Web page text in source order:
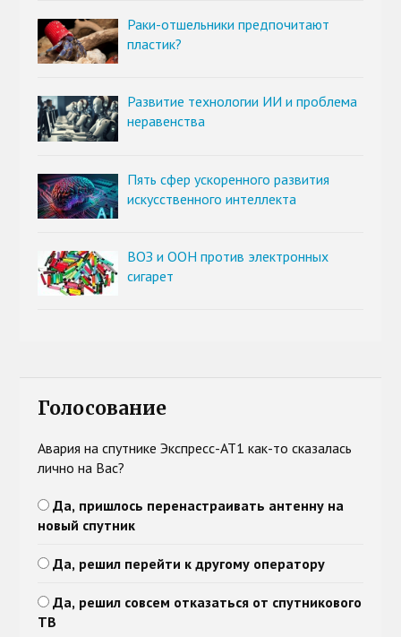
Раки-отшельники предпочитают
пластик?
Развитие технологии ИИ и проблема
неравенства
Пять сфер ускоренного развития
искусственного интеллекта
ВОЗ и ООН против электронных
сигарет
Голосование
Авария на спутнике Экспресс-АТ1 как-то сказалась
лично на Вас?
Да, пришлось перенастраивать антенну на
новый спутник
Да, решил перейти к другому оператору
Да, решил совсем отказаться от спутникового
ТВ